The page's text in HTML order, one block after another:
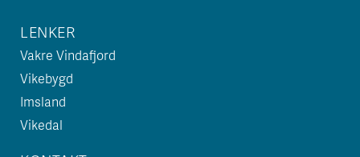
LENKER
Vakre Vindafjord
Vikebygd
Imsland
Vikedal